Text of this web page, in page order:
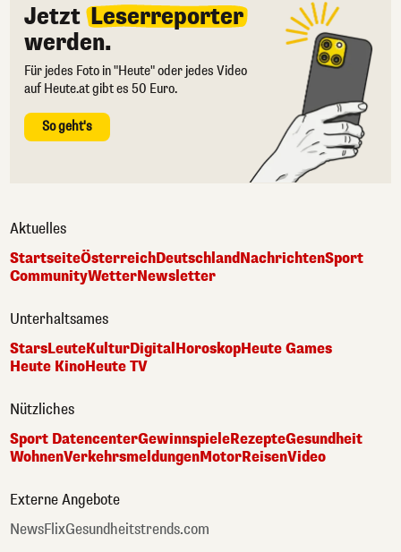
Jetzt Leserreporter
werden.
Für jedes Foto in "Heute" oder jedes Video
auf Heute.at gibt es 50 Euro.
So geht's
Aktuelles
StartseiteÖsterreichDeutschlandNachrichtenSport
CommunityWetterNewsletter
Unterhaltsames
StarsLeuteKulturDigitalHoroskopHeute Games
Heute KinoHeute TV
Nützliches
Sport DatencenterGewinnspieleRezepteGesundheit
WohnenVerkehrsmeldungenMotorReisenVideo
Externe Angebote
NewsFlixGesundheitstrends.com